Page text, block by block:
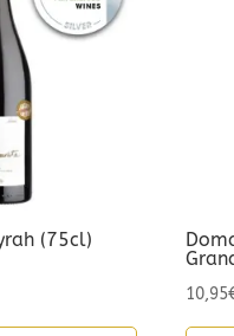
(75cl)
10,95